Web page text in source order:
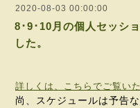
2020-08-03 00:00:00
8･9･10月の個人セッシ
した。
詳しくは、こちらでご覧い
尚、スケジュールは予告